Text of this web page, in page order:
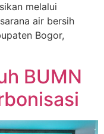
melalui
air bersih
Bogor,
BUMN